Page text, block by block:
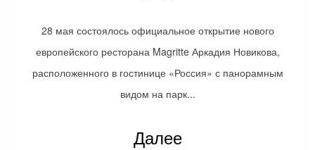
28 мая состоялось официальное открытие нового
европейского ресторана Magritte Аркадия Новикова,
расположенного в гостинице «Россия» с панорамным
видом на парк...
Далее